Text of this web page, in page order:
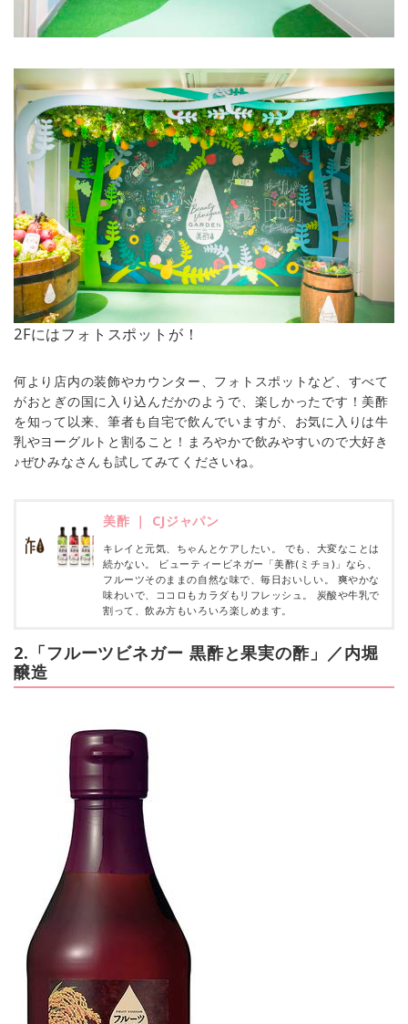
2Fにはフォトスポットが！
何より店内の装飾やカウンター、フォトスポットなど、すべて
がおとぎの国に入り込んだかのようで、楽しかったです！美酢
を知って以来、筆者も自宅で飲んでいますが、お気に入りは牛
乳やヨーグルトと割ること！まろやかで飲みやすいので大好き
♪ぜひみなさんも試してみてくださいね。
美酢 ｜ CJジャパン
キレイと元気、ちゃんとケアしたい。 でも、大変なことは
続かない。 ビューティービネガー「美酢(ミチョ)」なら、
フルーツそのままの自然な味で、毎日おいしい。 爽やかな
味わいで、ココロもカラダもリフレッシュ。 炭酸や牛乳で
割って、飲み方もいろいろ楽しめます。
2.「フルーツビネガー 黒酢と果実の酢」／内堀
醸造